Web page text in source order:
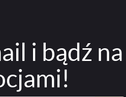
i bądź na